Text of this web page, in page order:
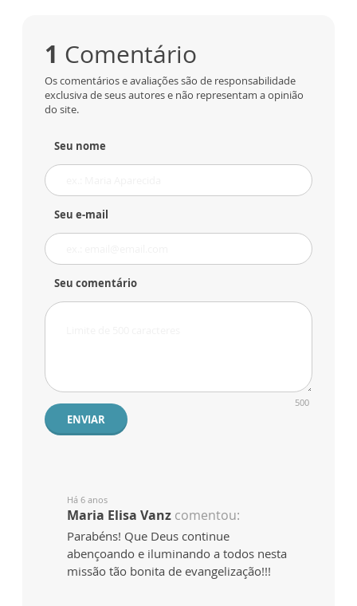
1 Comentário
Os comentários e avaliações são de responsabilidade
exclusiva de seus autores e não representam a opinião
do site.
Seu nome
Seu e-mail
Seu comentário
500
ENVIAR
Há 6 anos
Maria Elisa Vanz comentou:
Parabéns! Que Deus continue
abençoando e iluminando a todos nesta
missão tão bonita de evangelização!!!